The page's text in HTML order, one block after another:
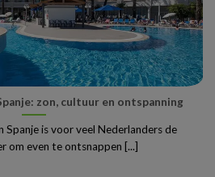
zon, cultuur en ontspanning
Spanje is voor veel Nederlanders de
om even te ontsnappen [...]